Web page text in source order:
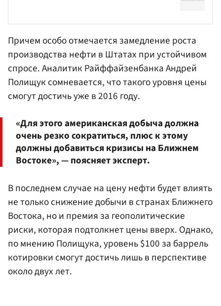
Причем особо отмечается замедление роста
производства нефти в Штатах при устойчивом
спросе. Аналитик РайффайзенбанкаАндрей
Полищук сомневается, что такого уровня цены
смогут достичь уже в 2016 году.
«Для этого американская добыча должна
очень резко сократиться, плюс к этому
должны добавиться кризисы на Ближнем
Востоке», — поясняет эксперт.
В последнем случае на цену нефти будет влиять
не только снижение добычи в странах Ближнего
Востока, но и премия за геополитические
риски, которая подтолкнет цены вверх. Однако,
по мнению Полищука, уровень $100 за баррель
котировки смогут достичь лишь в перспективе
около двух лет.